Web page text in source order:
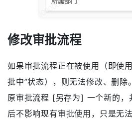
修改审批流程
如果审批流程正在被使用（即使
批中”状态），则无法修改、删除
原审批流程 [另存为] 一个新的，
后不影响现有审批使用，只是无